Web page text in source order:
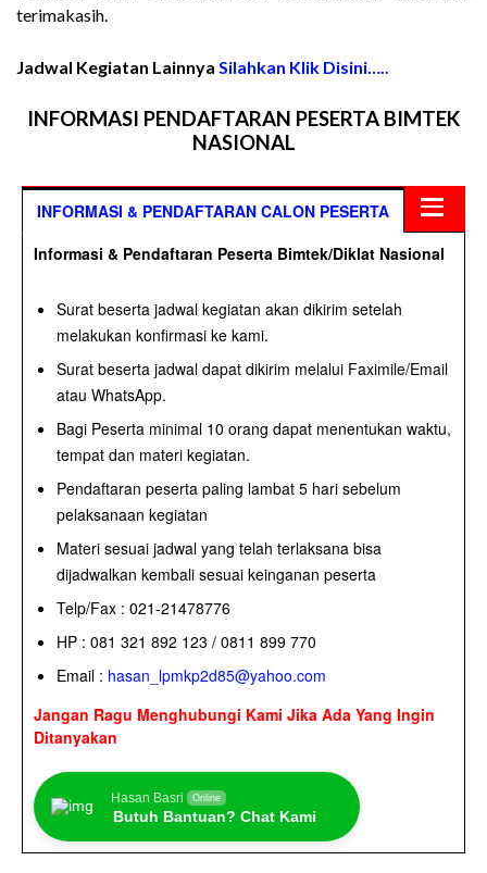
terimakasih.
Jadwal Kegiatan Lainnya Silahkan Klik Disini…..
INFORMASI PENDAFTARAN PESERTA BIMTEK
NASIONAL
INFORMASI & PENDAFTARAN CALON PESERTA
Informasi & Pendaftaran Peserta Bimtek/Diklat Nasional
Surat beserta jadwal kegiatan akan dikirim setelah
melakukan konfirmasi ke kami.
Surat beserta jadwal dapat dikirim melalui Faximile/Email
atau WhatsApp.
Bagi Peserta minimal 10 orang dapat menentukan waktu,
tempat dan materi kegiatan.
Pendaftaran peserta paling lambat 5 hari sebelum
pelaksanaan kegiatan
Materi sesuai jadwal yang telah terlaksana bisa
dijadwalkan kembali sesuai keinganan peserta
Telp/Fax : 021-21478776
HP : 081 321 892 123 / 0811 899 770
Email : hasan_lpmkp2d85@yahoo.com
Jangan Ragu Menghubungi Kami Jika Ada Yang Ingin
Ditanyakan
Hasan Basri Online
Butuh Bantuan? Chat Kami